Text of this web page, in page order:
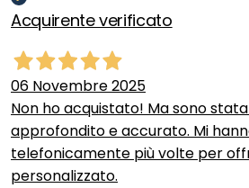
Acquirente verificato
06 Novembre 2025
Non ho acquistato! Ma sono
approfondito e accurato. Mi
telefonicamente più volte per
personalizzato.